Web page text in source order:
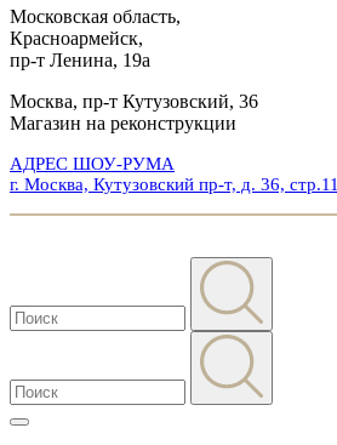
Московская область,
Красноармейск,
пр-т Ленина, 19а
Москва, пр-т Кутузовский, 36
Магазин на реконструкции
АДРЕС ШОУ-РУМА
г. Москва, Кутузовский пр-т, д. 36, стр.11